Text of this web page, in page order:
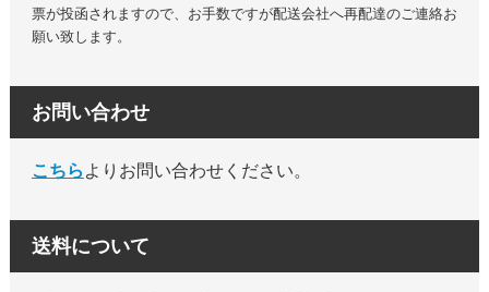
票が投函されますので、お手数ですが配送会社へ再配達のご連絡お
願い致します。
お問い合わせ
こちら よりお問い合わせください。
送料について